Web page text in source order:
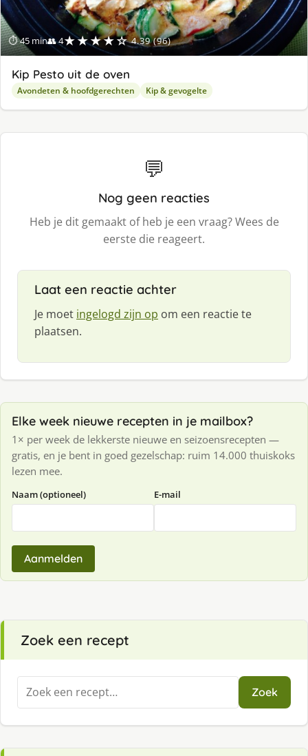
⏱ 45 min👥 4★★★★☆ 4.39 (96)
Kip Pesto uit de oven
Avondeten & hoofdgerechten Kip & gevogelte
💬
Nog geen reacties
Heb je dit gemaakt of heb je een vraag? Wees de
eerste die reageert.
Laat een reactie achter
Je moet ingelogd zijn op om een reactie te
plaatsen.
Elke week nieuwe recepten in je mailbox?
1× per week de lekkerste nieuwe en seizoensrecepten —
gratis, en je bent in goed gezelschap: ruim 14.000 thuiskoks
lezen mee.
Naam (optioneel) E-mail
Aanmelden
Zoek een recept
Zoeken
naar:
Zoek